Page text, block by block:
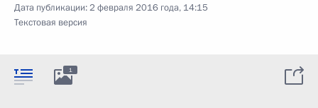
Дата публикации:2 февраля 2016 года, 14:15
Текстовая версия
1